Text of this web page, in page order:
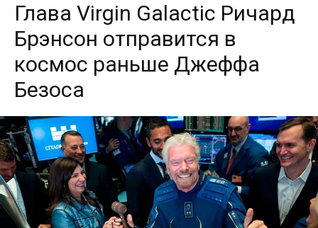
Глава Virgin Galactic Ричард
Брэнсон отправится в
космос раньше Джеффа
Безоса